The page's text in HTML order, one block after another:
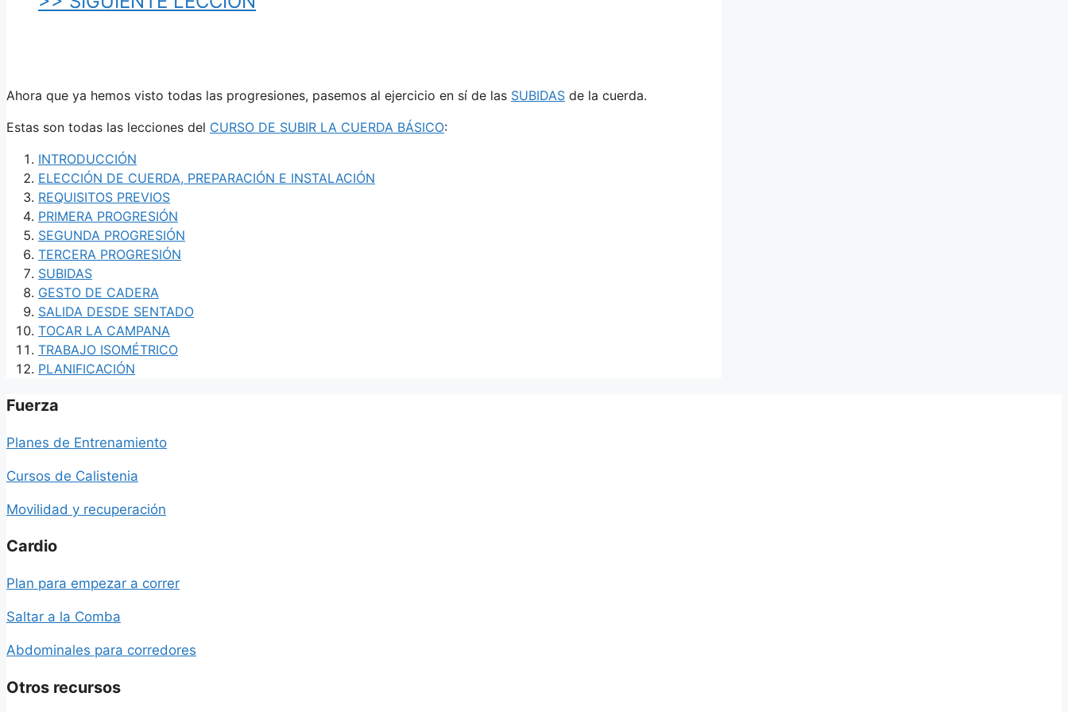
Ahora que ya hemos visto todas las progresiones, pasemos al ejercicio en sí de las SUBIDAS de la cuerda.
Estas son todas las lecciones del CURSO DE SUBIR LA CUERDA BÁSICO:
INTRODUCCIÓN
ELECCIÓN DE CUERDA, PREPARACIÓN E INSTALACIÓN
REQUISITOS PREVIOS
PRIMERA PROGRESIÓN
SEGUNDA PROGRESIÓN
TERCERA PROGRESIÓN
SUBIDAS
GESTO DE CADERA
SALIDA DESDE SENTADO
TOCAR LA CAMPANA
TRABAJO ISOMÉTRICO
PLANIFICACIÓN
Fuerza
Planes de Entrenamiento
Cursos de Calistenia
Movilidad y recuperación
Cardio
Plan para empezar a correr
Saltar a la Comba
Abdominales para corredores
Otros recursos